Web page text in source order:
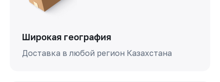
Широкая география
Доставка в любой регион Казахстана